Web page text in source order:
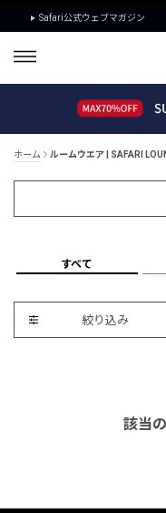
Safari公式ウェブマガジン
ホーム ルームウエア | SAFARI
すべて
絞り込み
該当